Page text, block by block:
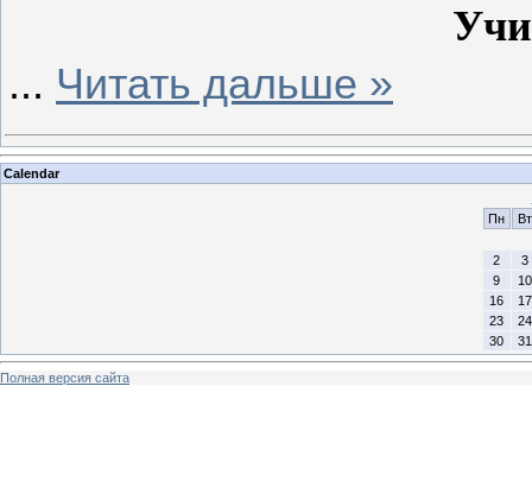
... Читать дальше »
Calendar
Пн
Вт
2
3
9
10
16
17
23
24
30
31
Полная версия сайта